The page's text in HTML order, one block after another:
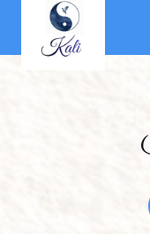
Panneau de gestion des